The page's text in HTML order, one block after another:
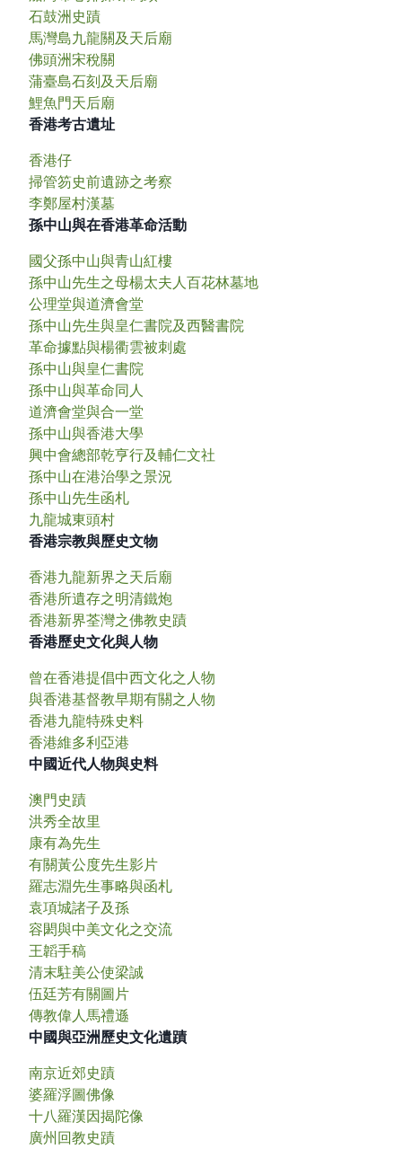
石鼓洲史蹟
馬灣島九龍關及天后廟
佛頭洲宋稅關
蒲臺島石刻及天后廟
鯉魚門天后廟
香港考古遺址
香港仔
掃管笏史前遺跡之考察
李鄭屋村漢墓
孫中山與在香港革命活動
國父孫中山與青山紅樓
孫中山先生之母楊太夫人百花林墓地
公理堂與道濟會堂
孫中山先生與皇仁書院及西醫書院
革命據點與楊衢雲被刺處
孫中山與皇仁書院
孫中山與革命同人
道濟會堂與合一堂
孫中山與香港大學
興中會總部乾亨行及輔仁文社
孫中山在港治學之景況
孫中山先生函札
九龍城東頭村
香港宗教與歷史文物
香港九龍新界之天后廟
香港所遺存之明清鐵炮
香港新界荃灣之佛教史蹟
香港歷史文化與人物
曾在香港提倡中西文化之人物
與香港基督教早期有關之人物
香港九龍特殊史料
香港維多利亞港
中國近代人物與史料
澳門史蹟
洪秀全故里
康有為先生
有關黃公度先生影片
羅志淵先生事略與函札
袁項城諸子及孫
容閎與中美文化之交流
王韜手稿
清末駐美公使梁誠
伍廷芳有關圖片
傳教偉人馬禮遜
中國與亞洲歷史文化遺蹟
南京近郊史蹟
婆羅浮圖佛像
十八羅漢因揭陀像
廣州回教史蹟